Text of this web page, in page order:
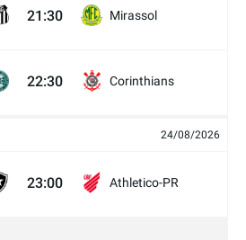
21:30 Mirassol
22:30 Corinthians
24/08/2026
23:00 Athletico-PR